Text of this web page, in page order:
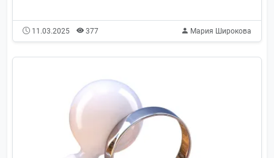
11.03.2025 377 Мария Широкова